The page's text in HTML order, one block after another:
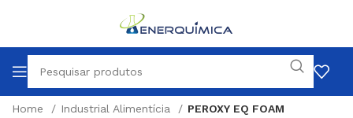
Home Industrial Alimentícia PEROXY EQ FOAM